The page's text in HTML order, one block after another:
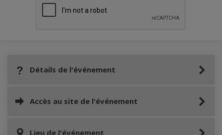
Détails de l'événement
Accès au site de l'événement
Lieu de l'événement